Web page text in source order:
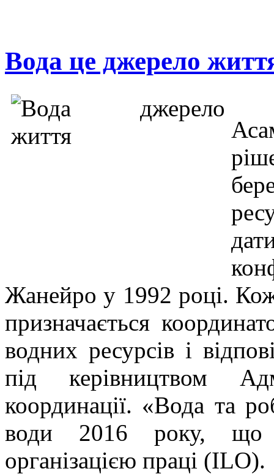
Вода це джерело
Жанейро у 1992 році.
призначається
водних ресурсів і
під керівництвом
координації. «Вода та
води 2016 року, що
організацією